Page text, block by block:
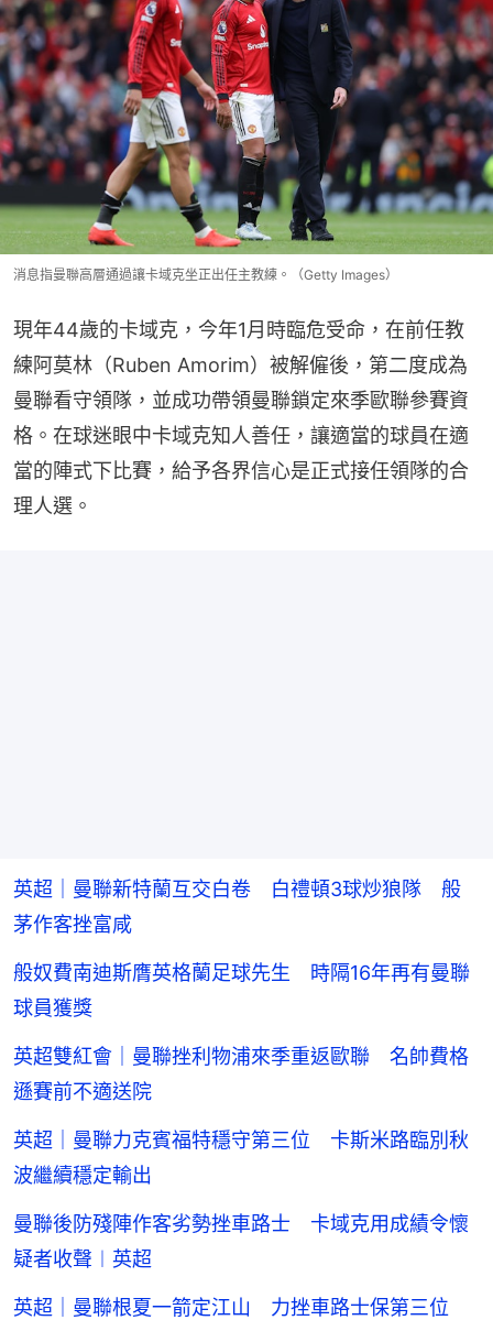
消息指曼聯高層通過讓卡域克坐正出任主教練。（Getty Images）
現年44歲的卡域克，今年1月時臨危受命，在前任教
練阿莫林（Ruben Amorim）被解僱後，第二度成為
曼聯看守領隊，並成功帶領曼聯鎖定來季歐聯參賽資
格。在球迷眼中卡域克知人善任，讓適當的球員在適
當的陣式下比賽，給予各界信心是正式接任領隊的合
理人選。
英超｜曼聯新特蘭互交白卷 白禮頓3球炒狼隊 般
茅作客挫富咸
般奴費南迪斯膺英格蘭足球先生 時隔16年再有曼聯
球員獲獎
英超雙紅會｜曼聯挫利物浦來季重返歐聯 名帥費格
遜賽前不適送院
英超｜曼聯力克賓福特穩守第三位 卡斯米路臨別秋
波繼續穩定輸出
曼聯後防殘陣作客劣勢挫車路士 卡域克用成績令懷
疑者收聲︱英超
英超｜曼聯根夏一箭定江山 力挫車路士保第三位